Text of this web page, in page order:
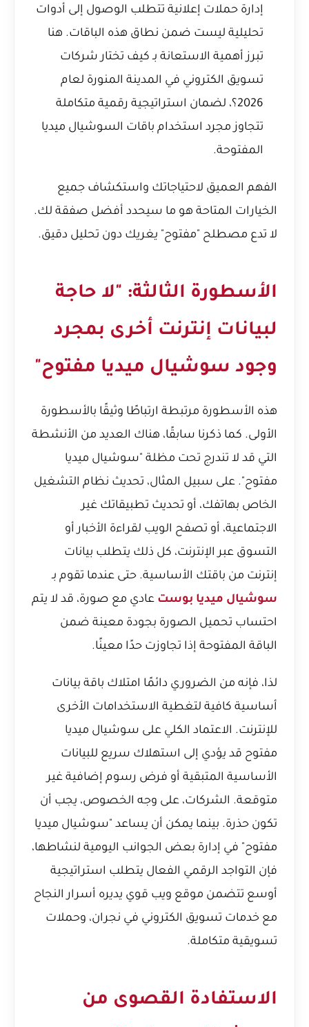
إدارة حملات إعلانية تتطلب الوصول إلى أدوات
تحليلية ليست ضمن نطاق هذه الباقات. هنا
تبرز أهمية الاستعانة بـ كيف تختار شركات
تسويق الكتروني في المدينة المنورة لعام
2026؟ ، لضمان استراتيجية رقمية متكاملة
تتجاوز مجرد استخدام باقات السوشيال ميديا
المفتوحة.
الفهم العميق لاحتياجاتك واستكشاف جميع
الخيارات المتاحة هو ما سيحدد أفضل صفقة لك.
لا تدع مصطلح "مفتوح" يغريك دون تحليل دقيق.
الأسطورة الثالثة: "لا حاجة
لبيانات إنترنت أخرى بمجرد
وجود سوشيال ميديا مفتوح"
هذه الأسطورة مرتبطة ارتباطًا وثيقًا بالأسطورة
الأولى. كما ذكرنا سابقًا، هناك العديد من الأنشطة
التي قد لا تندرج تحت مظلة "سوشيال ميديا
مفتوح". على سبيل المثال، تحديث نظام التشغيل
الخاص بهاتفك، أو تحديث تطبيقاتك غير
الاجتماعية، أو تصفح الويب لقراءة الأخبار أو
التسوق عبر الإنترنت، كل ذلك يتطلب بيانات
إنترنت من باقتك الأساسية. حتى عندما تقوم بـ
سوشيال ميديا بوست عادي مع صورة، قد لا يتم
احتساب تحميل الصورة بجودة معينة ضمن
الباقة المفتوحة إذا تجاوزت حدًا معينًا.
لذا، فإنه من الضروري دائمًا امتلاك باقة بيانات
أساسية كافية لتغطية الاستخدامات الأخرى
للإنترنت. الاعتماد الكلي على سوشيال ميديا
مفتوح قد يؤدي إلى استهلاك سريع للبيانات
الأساسية المتبقية أو فرض رسوم إضافية غير
متوقعة. الشركات، على وجه الخصوص، يجب أن
تكون حذرة. بينما يمكن أن يساعد "سوشيال ميديا
مفتوح" في إدارة بعض الجوانب اليومية لنشاطها،
فإن التواجد الرقمي الفعال يتطلب استراتيجية
أوسع تتضمن موقع ويب قوي يديره أسرار النجاح
مع خدمات تسويق الكتروني في نجران، وحملات
تسويقية متكاملة.
الاستفادة القصوى من